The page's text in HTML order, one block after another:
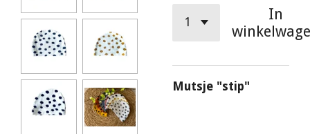
In
Mutsje "stip"